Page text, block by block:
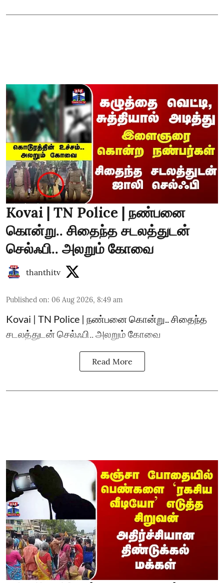
Kovai | TN Police | நண்பனை
கொன்று.. சிதைந்த சடலத்துடன்
செல்ஃபி.. அலறும் கோவை
thanthitv
Published on: 06 Aug 2026, 8:49 am
Kovai | TN Police | நண்பனை கொன்று.. சிதைந்த
சடலத்துடன் செல்ஃபி.. அலறும் கோவை
Read More